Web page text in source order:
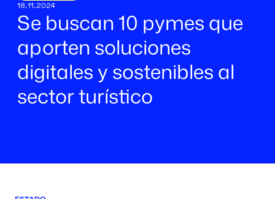
18.11.2024
Se buscan 10 pymes que
aporten soluciones
digitales y sostenibles al
sector turístico